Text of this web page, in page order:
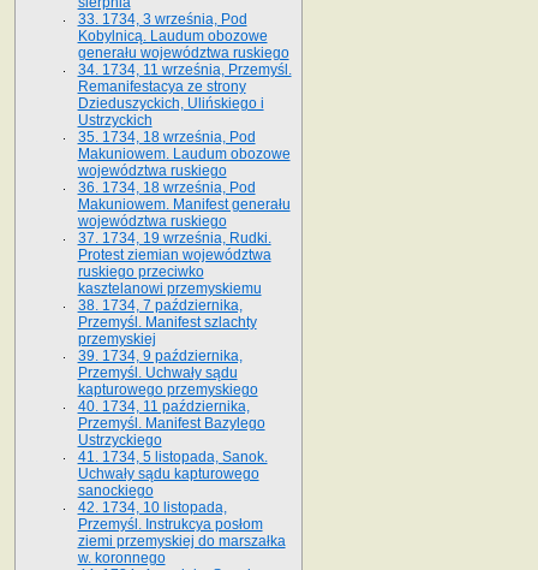
33. 1734, 3 września, Pod
Kobylnicą. Laudum obozowe
generału województwa ruskiego
34. 1734, 11 września, Przemyśl.
Remanifestacya ze strony
Dzieduszyckich, Ulińskiego i
Ustrzyckich
35. 1734, 18 września, Pod
Makuniowem. Laudum obozowe
województwa ruskiego
36. 1734, 18 września, Pod
Makuniowem. Manifest generału
województwa ruskiego
37. 1734, 19 września, Rudki.
Protest ziemian województwa
ruskiego przeciwko
kasztelanowi przemyskiemu
38. 1734, 7 października,
Przemyśl. Manifest szlachty
przemyskiej
39. 1734, 9 października,
Przemyśl. Uchwały sądu
kapturowego przemyskiego
40. 1734, 11 października,
Przemyśl. Manifest Bazylego
Ustrzyckiego
41. 1734, 5 listopada, Sanok.
Uchwały sądu kapturowego
sanockiego
42. 1734, 10 listopada,
Przemyśl. Instrukcya posłom
ziemi przemyskiej do marszałka
w. koronnego